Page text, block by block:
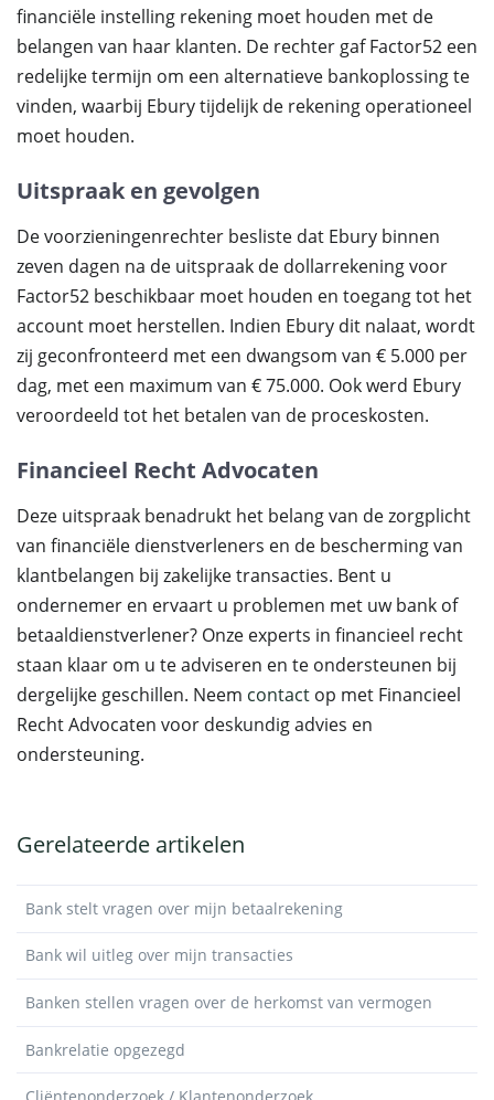
financiële instelling rekening moet houden met de
belangen van haar klanten. De rechter gaf Factor52 een
redelijke termijn om een alternatieve bankoplossing te
vinden, waarbij Ebury tijdelijk de rekening operationeel
moet houden.
Uitspraak en gevolgen
De voorzieningenrechter besliste dat Ebury binnen
zeven dagen na de uitspraak de dollarrekening voor
Factor52 beschikbaar moet houden en toegang tot het
account moet herstellen. Indien Ebury dit nalaat, wordt
zij geconfronteerd met een dwangsom van € 5.000 per
dag, met een maximum van € 75.000. Ook werd Ebury
veroordeeld tot het betalen van de proceskosten.
Financieel Recht Advocaten
Deze uitspraak benadrukt het belang van de zorgplicht
van financiële dienstverleners en de bescherming van
klantbelangen bij zakelijke transacties. Bent u
ondernemer en ervaart u problemen met uw bank of
betaaldienstverlener? Onze experts in financieel recht
staan klaar om u te adviseren en te ondersteunen bij
dergelijke geschillen. Neem contact op met Financieel
Recht Advocaten voor deskundig advies en
ondersteuning.
Gerelateerde artikelen
Bank stelt vragen over mijn betaalrekening
Bank wil uitleg over mijn transacties
Banken stellen vragen over de herkomst van vermogen
Bankrelatie opgezegd